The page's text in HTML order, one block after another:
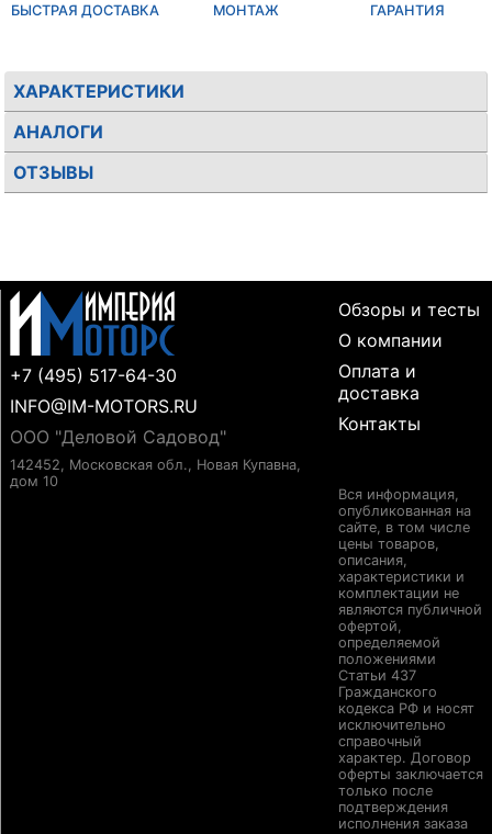
БЫСТРАЯ ДОСТАВКА МОНТАЖ ГАРАНТИЯ
ХАРАКТЕРИСТИКИ
АНАЛОГИ
ОТЗЫВЫ
+7 (495) 517-64-30
INFO@IM-MOTORS.RU
ООО "Деловой Садовод"
142452, Московская обл., Новая Купавна,
дом 10
Обзоры и тесты
О компании
Оплата и
доставка
Контакты
Вся информация,
опубликованная на
сайте, в том числе
цены товаров,
описания,
характеристики и
комплектации не
являются публичной
офертой,
определяемой
положениями
Статьи 437
Гражданского
кодекса РФ и носят
исключительно
справочный
характер. Договор
оферты заключается
только после
подтверждения
исполнения заказа